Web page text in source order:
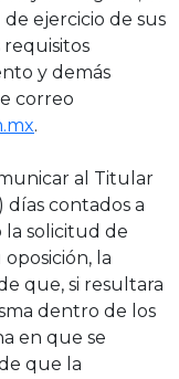
ejercicio de sus
requisitos
y demás
correo
.
al Titular
contados a
la solicitud de
la
que, si resultara
dentro de los
en que se
que la